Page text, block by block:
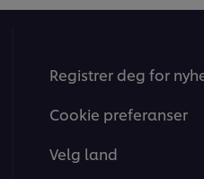
Registrer deg for
Cookie preferanser
Velg land